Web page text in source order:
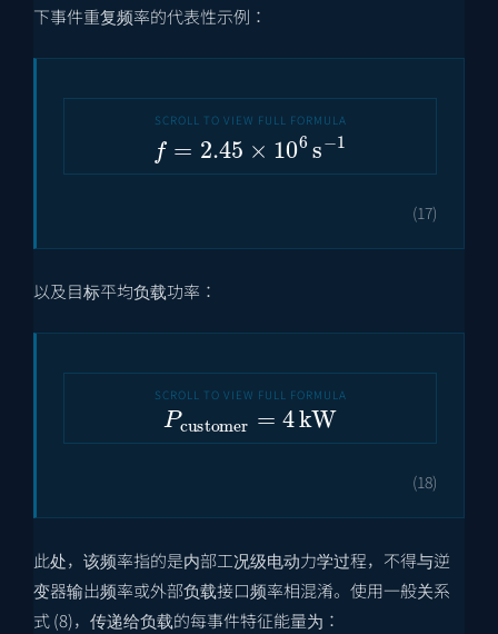
下事件重复频率的代表性示例：
f=2.45×106s−1
(17)
以及目标平均负载功率：
Pcustomer=4kW
(18)
此处，该频率指的是内部工况级电动力学过程，不得与逆
变器输出频率或外部负载接口频率相混淆。使用一般关系
式 (8)，传递给负载的每事件特征能量为：